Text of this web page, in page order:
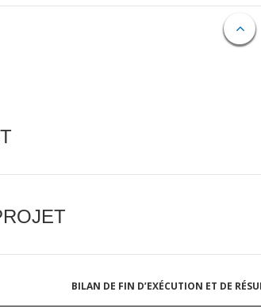
BILAN DE FIN D’EXÉCUTION ET DE